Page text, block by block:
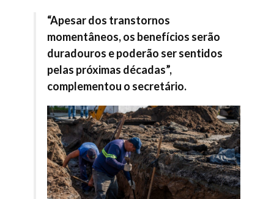
“Apesar dos transtornos
momentâneos, os benefícios serão
duradouros e poderão ser sentidos
pelas próximas décadas”,
complementou o secretário.